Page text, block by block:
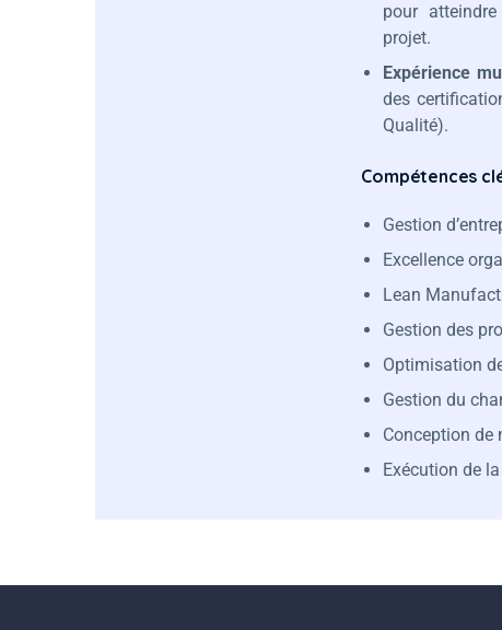
pour
projet.
Expérience
des
Qualité).
Compétences
Gestion
Excellence
Lean
Gestion des
Optimisation
Gestion du
Conception de
Exécution de